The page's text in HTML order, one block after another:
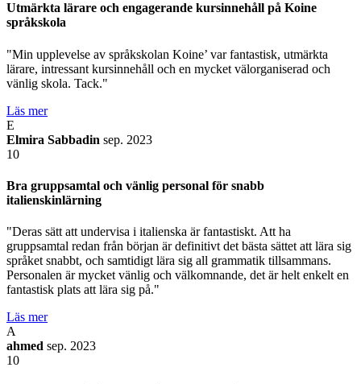
Utmärkta lärare och engagerande kursinnehåll på Koine
språkskola
"Min upplevelse av språkskolan Koine’ var fantastisk, utmärkta
lärare, intressant kursinnehåll och en mycket välorganiserad och
vänlig skola. Tack."
Läs mer
E
Elmira Sabbadin sep. 2023
10
Bra gruppsamtal och vänlig personal för snabb
italienskinlärning
"Deras sätt att undervisa i italienska är fantastiskt. Att ha
gruppsamtal redan från början är definitivt det bästa sättet att lära sig
språket snabbt, och samtidigt lära sig all grammatik tillsammans.
Personalen är mycket vänlig och välkomnande, det är helt enkelt en
fantastisk plats att lära sig på."
Läs mer
A
ahmed sep. 2023
10